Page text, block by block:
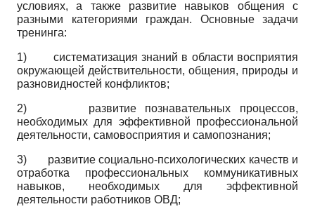
условиях, а также развитие навыков общения с
разными категориями граждан. Основные задачи
тренинга:
1) систематизация знаний в области восприятия
окружающей действительности, общения, природы и
разновидностей конфликтов;
2) развитие познавательных процессов,
необходимых для эффективной профессиональной
деятельности, самовосприятия и самопознания;
3) развитие социально-психологических качеств и
отработка профессиональных коммуникативных
навыков, необходимых для эффективной
деятельности работников ОВД;